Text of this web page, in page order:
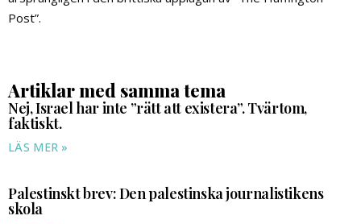
Post”.
Artiklar med samma tema
Nej, Israel har inte ”rätt att existera”. Tvärtom,
faktiskt.
LÄS MER »
Palestinskt brev: Den palestinska journalistikens
skola